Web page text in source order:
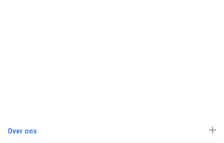
Over ons